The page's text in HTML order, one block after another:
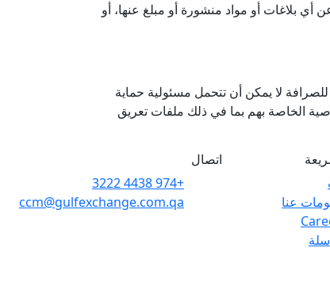
أي بلاغات أو مواد منشورة أو مبلغ عنها، أو
لا يمكن أن تتحمل مسئولية حماية
الخاصة بهم بما في ذلك ملفات تعريق
عنا
اتصال
+974 4438 3222
ccm@gulfexchange.com.qa